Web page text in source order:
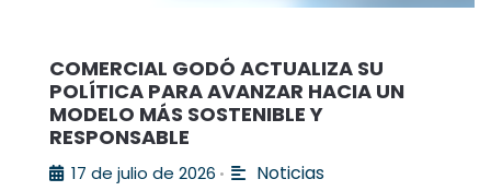
COMERCIAL GODÓ ACTUALIZA SU
POLÍTICA PARA AVANZAR HACIA UN
MODELO MÁS SOSTENIBLE Y
RESPONSABLE
17 de julio de 2026 •
Noticias